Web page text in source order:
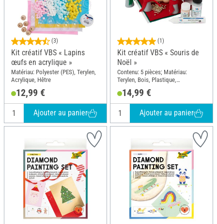
(3)
Kit créatif VBS « Lapins
œufs en acrylique »
Matériau: Polyester (PES), Terylen,
Acrylique, Hêtre
12,99 €
Ajouter au panier
(1)
Kit créatif VBS « Souris de
Noël »
Contenu: 5 pièces; Matériau:
Terylen, Bois, Plastique,
14,99 €
Ajouter au panier